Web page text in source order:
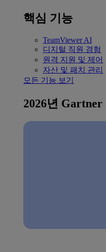
핵심 기능
TeamViewer AI
디지털 직원 경험
원격 지원 및 제어
자산 및 패치 관리
모든 기능 보기
2026년 Gartner